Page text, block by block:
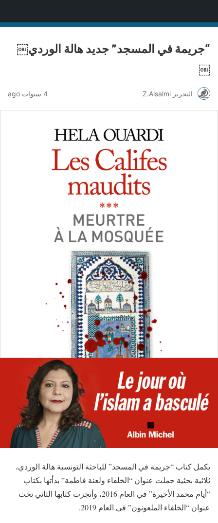
“جريمة في المسجد” جديد هالة الوردي￼
￼
التحرير Z.Alsalmi 4 سنوات ago
يكمل كتاب “جريمة في المسجد” للباحثة التونسية هالة الوردي،
ثلاثية بحثية حملت عنوان “الخلفاء ولعنة فاطمة” بدأتها بكتاب
“أيام محمد الأخيرة” في العام 2016، وأنجزت كتابها الثاني تحت
عنوان “الخلفاء الملعونون” في العام 2019.